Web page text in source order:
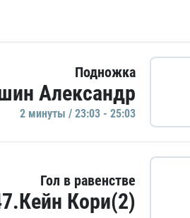
Подножка
Александр
2 минуты / 23:03 - 25:03
Гол в равенстве
Кори(2)